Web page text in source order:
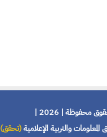
محفوظة | 2026 |
والتربية الإعلامية(تحقق)